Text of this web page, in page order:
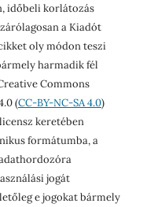
időbeli korlátozás
a Kiadót
oly módon teszi
harmadik fél
Commons
(CC-BY-NC-SA 4.0)
keretében
formátumba, a
jogát
e jogokat bármely